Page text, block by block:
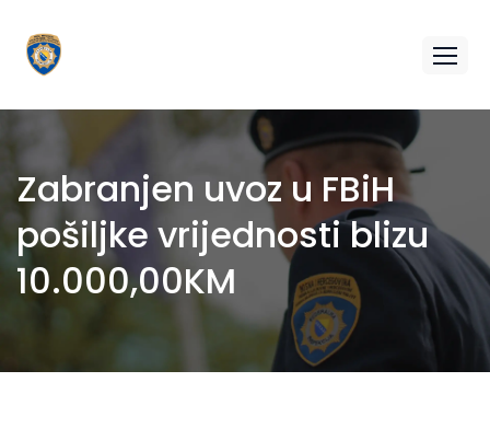
Zabranjen uvoz u FBiH
pošiljke vrijednosti blizu
10.000,00KM